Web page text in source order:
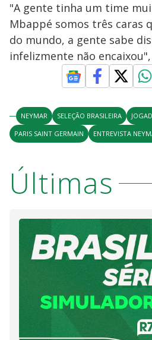
"A gente tinha um time
Mbappé somos três caras
do mundo, a gente sabe
infelizmente não
NEYMAR SELEÇÃO BRASILEIRA
PARIS SAINT GERMAIN
ENTREVISTA
Últimas